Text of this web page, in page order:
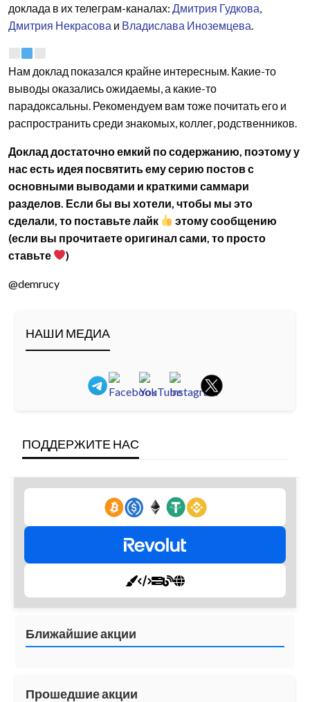
доклада в их телеграм-каналах: Дмитрия Гудкова
Дмитрия Некрасова и Владислава Иноземцева
Нам доклад показался крайне интересным. Какие-то
выводы оказались ожидаемы, а какие-то
парадоксальны. Рекомендуем вам тоже почитать его и
распространить среди знакомых, коллег, родственников.
Доклад достаточно емкий по содержанию, поэтому у
нас есть идея посвятить ему серию постов с
основными выводами и краткими саммари
разделов. Если бы вы хотели, чтобы мы это
сделали, то поставьте лайк
этому сообщению
(если вы прочитаете оригинал сами, то просто
ставьте
)
@demrucy
НАШИ МЕДИА
ПОДДЕРЖИТЕ НАС
Ближайшие акции
Прошедшие акции